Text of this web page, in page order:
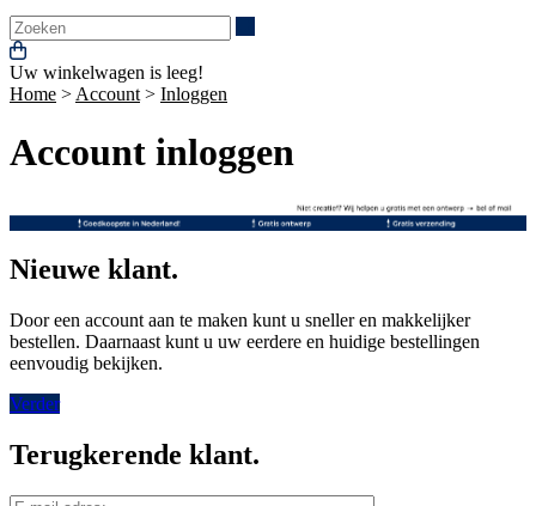
Uw winkelwagen is leeg!
Home > Account > Inloggen
Account inloggen
Nieuwe klant.
Door een account aan te maken kunt u sneller en makkelijker
bestellen. Daarnaast kunt u uw eerdere en huidige bestellingen
eenvoudig bekijken.
Verder
Terugkerende klant.